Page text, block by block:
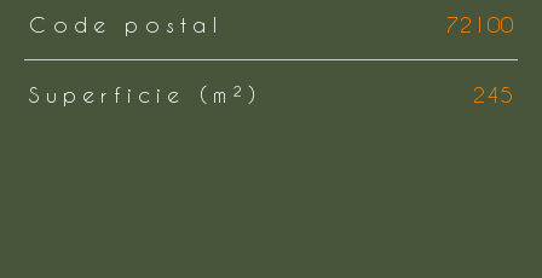
Code postal 72100
Superficie (m²) 245